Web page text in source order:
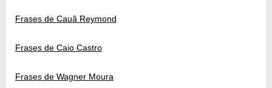
Frases de Cauã Reymond
Frases de Caio Castro
Frases de Wagner Moura